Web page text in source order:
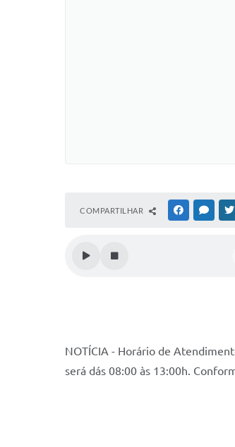
COMPARTILHAR FACEBOOK
NOTÍCIA - Horário de
será dás 08:00 às 13:00h.